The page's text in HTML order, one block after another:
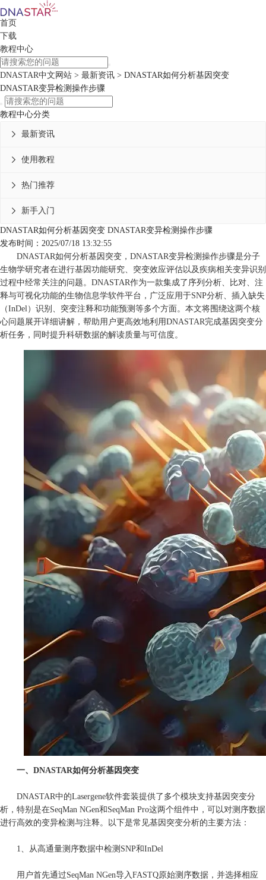
首页
下载
教程中心
DNASTAR中文网站 > 最新资讯 > DNASTAR如何分析基因突变
DNASTAR变异检测操作步骤
教程中心分类
最新资讯

使用教程

热门推荐

新手入门

DNASTAR如何分析基因突变 DNASTAR变异检测操作步骤
发布时间：2025/07/18 13:32:55
DNASTAR如何分析基因突变，DNASTAR变异检测操作步骤是分子
生物学研究者在进行基因功能研究、突变效应评估以及疾病相关变异识别
过程中经常关注的问题。DNASTAR作为一款集成了序列分析、比对、注
释与可视化功能的生物信息学软件平台，广泛应用于SNP分析、插入缺失
（InDel）识别、突变注释和功能预测等多个方面。本文将围绕这两个核
心问题展开详细讲解，帮助用户更高效地利用DNASTAR完成基因突变分
析任务，同时提升科研数据的解读质量与可信度。
一、DNASTAR如何分析基因突变
DNASTAR中的Lasergene软件套装提供了多个模块支持基因突变分
析，特别是在SeqMan NGen和SeqMan Pro这两个组件中，可以对测序数据
进行高效的变异检测与注释。以下是常见基因突变分析的主要方法：
1、从高通量测序数据中检测SNP和InDel
用户首先通过SeqMan NGen导入FASTQ原始测序数据，并选择相应